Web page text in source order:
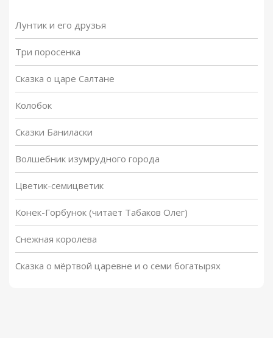
Лунтик и его друзья
Три поросенка
Сказка о царе Салтане
Колобок
Сказки Баниласки
Волшебник изумрудного города
Цветик-семицветик
Конек-Горбунок (читает Табаков Олег)
Снежная королева
Сказка о мёртвой царевне и о семи богатырях